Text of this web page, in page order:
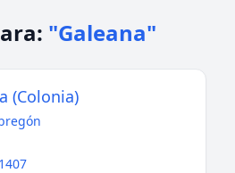
"Galeana"
(Colonia)